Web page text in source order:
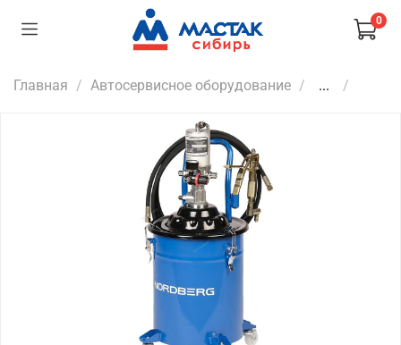
0
Главная Автосервисное оборудование ...